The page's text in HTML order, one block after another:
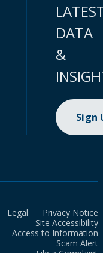
DATA
&
Sign
Legal
Privacy Notice
Site Accessibility
Access to Information
Scam Alert